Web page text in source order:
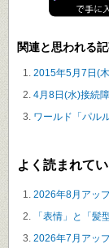
関連と思われる
2015年5月7日(
4月8日(水)接続
ワールド「パル
よく読まれて
2026年8月アッ
「表情」と「髪
2026年7月アッ